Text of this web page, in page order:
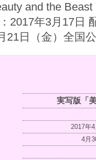
and the Beast
2017年3月17日
21日（金）全国
実写版「
2017年
4月